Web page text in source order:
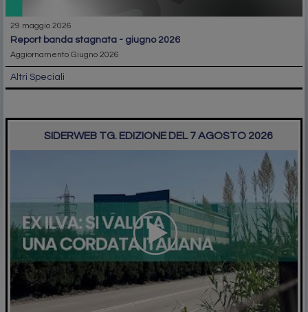
29 maggio 2026
report banda stagnata - giugno 2026
Aggiornamento Giugno 2026
Altri Speciali
SIDERWEB TG. EDIZIONE DEL 7 AGOSTO 2026